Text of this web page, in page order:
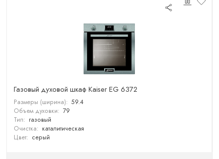
Газовый духовой шкаф Kaiser EG 6372
Размеры (ширина): 59.4
Объем духовки: 79
Тип: газовый
Очистка: каталитическая
Цвет: серый